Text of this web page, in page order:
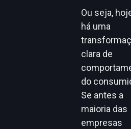
Ou seja,
há uma
clara de
do
Se antes a
maioria das
empresas